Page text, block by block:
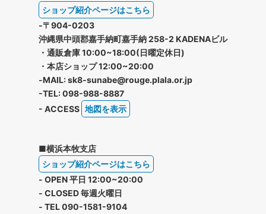
ショップ紹介ページはこちら
-〒904-0203
沖縄県中頭郡嘉手納町嘉手納 258-2 KADENAビル
・通販倉庫 10:00~18:00(日曜定休日)
・本店ショップ 12:00~20:00
-MAIL: sk8-sunabe@rouge.plala.or.jp
-TEL: 098-988-8887
- ACCESS 地図を表示
■横浜本牧支店
ショップ紹介ページはこちら
- OPEN 平日 12:00~20:00
- CLOSED 毎週火曜日
- TEL 090-1581-9104